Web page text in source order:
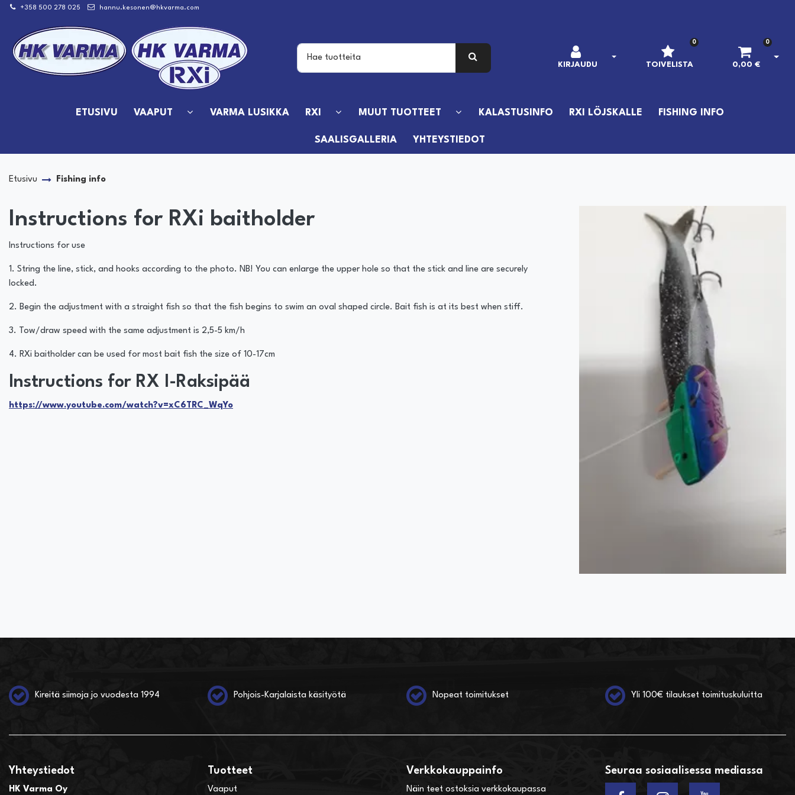
Siirry pääsisältöön
+358 500 278 025 hannu.kesonen@hkvarma.com
KIRJAUDU
AVAA KIRJAUTUMINEN
TOIVELISTA
0 0
0,00 €
ETUSIVU VAAPUT VARMA LUSIKKA RXI MUUT TUOTTEET KALASTUSINFO RXI LÖJSKALLE FISHING INFO
SAALISGALLERIA YHTEYSTIEDOT
Etusivu Fishing info
Instructions for RXi baitholder
Instructions for use
1. String the line, stick, and hooks according to the photo. NB! You can enlarge the upper hole so that the stick and line are securely
locked.
2. Begin the adjustment with a straight fish so that the fish begins to swim an oval shaped circle. Bait fish is at its best when stiff.
3. Tow/draw speed with the same adjustment is 2,5-5 km/h
4. RXi baitholder can be used for most bait fish the size of 10-17cm
Instructions for RX I-Raksipää
https://www.youtube.com/watch?v=xC6TRC_WqYo
Kireitä siimoja jo vuodesta 1994 Pohjois-Karjalaista käsityötä Nopeat toimitukset Yli 100€ tilaukset toimituskuluitta
Yhteystiedot
HK Varma Oy
Tuotteet
Vaaput
Verkkokauppainfo
Näin teet ostoksia verkkokaupassa
Seuraa sosiaalisessa mediassa